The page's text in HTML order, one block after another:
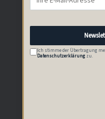
Ich stimme der Übertragung
Datenschutzerklärung zu.